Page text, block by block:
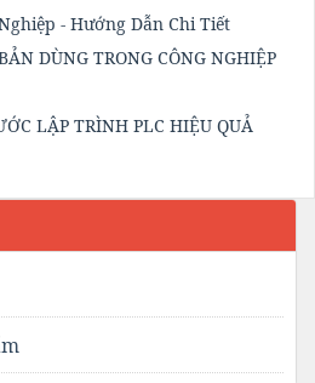
- Hướng Dẫn Chi Tiết
DÙNG TRONG CÔNG NGHIỆP
LẬP TRÌNH PLC HIỆU QUẢ